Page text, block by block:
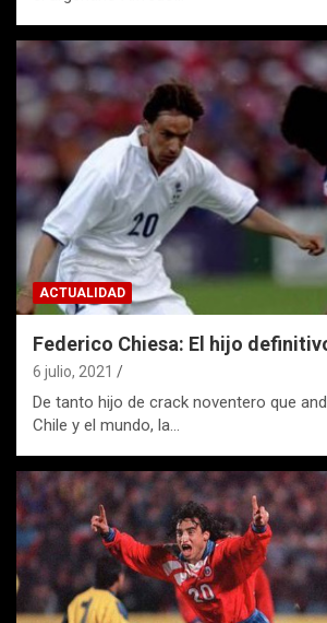
ACTUALIDAD
Federico Chiesa: El hijo
6 julio, 2021
De tanto hijo de crack noventero que
Chile y el mundo, la…